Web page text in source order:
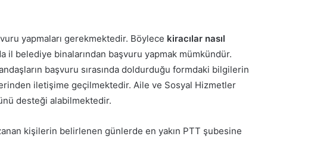
yapmaları gerekmektedir. Böylece kiracılar nasıl
il belediye binalarından başvuru yapmak mümkündür.
başvuru sırasında doldurduğu formdaki bilgilerin
iletişime geçilmektedir. Aile ve Sosyal Hizmetler
desteği alabilmektedir.
kişilerin belirlenen günlerde en yakın PTT şubesine